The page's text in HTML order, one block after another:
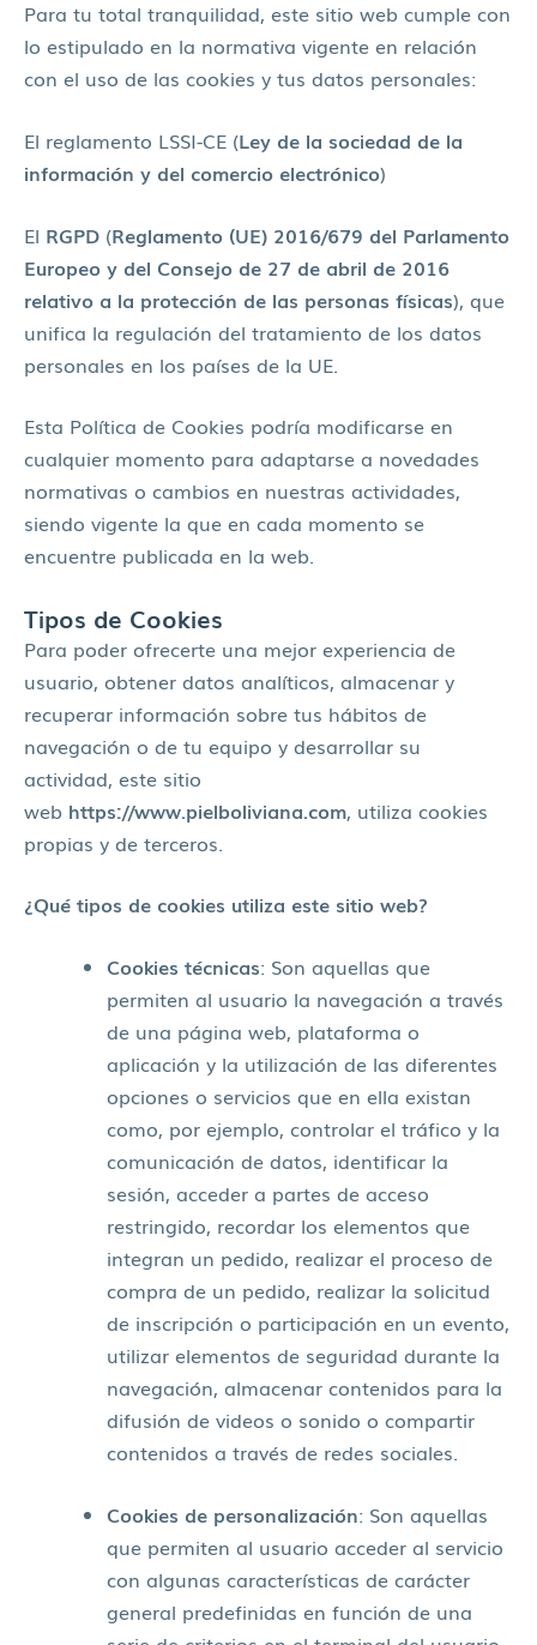
Para tu total tranquilidad, este sitio web cumple con
lo estipulado en la normativa vigente en relación
con el uso de las cookies y tus datos personales:
El reglamento LSSI-CE (Ley de la sociedad de la
información y del comercio electrónico)
El RGPD (Reglamento (UE) 2016/679 del Parlamento
Europeo y del Consejo de 27 de abril de 2016
relativo a la protección de las personas físicas), que
unifica la regulación del tratamiento de los datos
personales en los países de la UE.
Esta Política de Cookies podría modificarse en
cualquier momento para adaptarse a novedades
normativas o cambios en nuestras actividades,
siendo vigente la que en cada momento se
encuentre publicada en la web.
Tipos de Cookies
Para poder ofrecerte una mejor experiencia de
usuario, obtener datos analíticos, almacenar y
recuperar información sobre tus hábitos de
navegación o de tu equipo y desarrollar su
actividad, este sitio
web https://www.pielboliviana.com, utiliza cookies
propias y de terceros.
¿Qué tipos de cookies utiliza este sitio web?
Cookies técnicas: Son aquellas que
permiten al usuario la navegación a través
de una página web, plataforma o
aplicación y la utilización de las diferentes
opciones o servicios que en ella existan
como, por ejemplo, controlar el tráfico y la
comunicación de datos, identificar la
sesión, acceder a partes de acceso
restringido, recordar los elementos que
integran un pedido, realizar el proceso de
compra de un pedido, realizar la solicitud
de inscripción o participación en un evento,
utilizar elementos de seguridad durante la
navegación, almacenar contenidos para la
difusión de videos o sonido o compartir
contenidos a través de redes sociales.
Cookies de personalización: Son aquellas
que permiten al usuario acceder al servicio
con algunas características de carácter
general predefinidas en función de una